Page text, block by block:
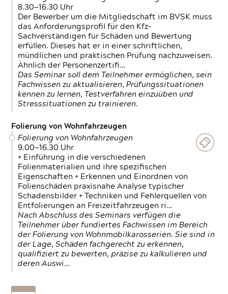
8.30—16.30 Uhr
Der Bewerber um die Mitgliedschaft im BVSK muss
das Anforderungsprofil für den Kfz-
Sachverständigen für Schäden und Bewertung
erfüllen. Dieses hat er in einer schriftlichen,
mündlichen und praktischen Prüfung nachzuweisen.
Ähnlich der Personenzertifi…
Das Seminar soll dem Teilnehmer ermöglichen, sein
Fachwissen zu aktualisieren, Prüfungssituationen
kennen zu lernen, Testverfahren einzuüben und
Stresssituationen zu trainieren.
Folierung von Wohnfahrzeugen
Folierung von Wohnfahrzeugen
9.00—16.30 Uhr
+ Einführung in die verschiedenen
Folienmaterialien und ihre spezifischen
Eigenschaften + Erkennen und Einordnen von
Folienschäden praxisnahe Analyse typischer
Schadensbilder + Techniken und Fehlerquellen von
Entfolierungen an Freizeitfahrzeugen ri…
Nach Abschluss des Seminars verfügen die
Teilnehmer über fundiertes Fachwissen im Bereich
der Folierung von Wohnmobilkarosserien. Sie sind in
der Lage, Schäden fachgerecht zu erkennen,
qualifiziert zu bewerten, präzise zu kalkulieren und
deren Auswi…